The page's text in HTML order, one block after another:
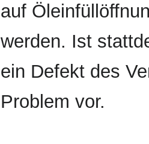
auf
werden. Ist
ein Defekt des
Problem vor.